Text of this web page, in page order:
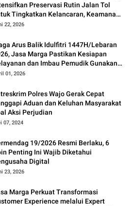
Preservasi Rutin Jalan Tol
Tingkatkan Kelancaran, Keamanan
Kenyamanan Perjalanan
22, 2026
Arus Balik Idulfitri 1447H/Lebaran
Jasa Marga Pastikan Kesiapan
dan Imbau Pemudik Gunakan
Area Alternatif
01, 2026
Polres Wajo Gerak Cepat
Aduan dan Keluhan Masyarakat
Aksi Perjudian
07, 2024
19/2026 Resmi Berlaku, 6
Penting Ini Wajib Diketahui
Digital
23, 2026
Marga Perkuat Transformasi
Experience melalui Expert